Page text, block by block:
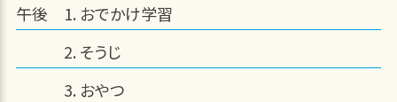
午後
おでかけ学習
そうじ
おやつ